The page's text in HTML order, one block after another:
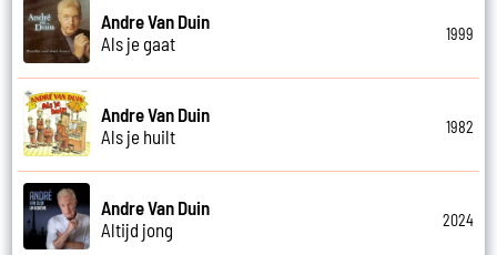
Andre Van Duin
Als je gaat
1999
Andre Van Duin
Als je huilt
1982
Andre Van Duin
Altijd jong
2024